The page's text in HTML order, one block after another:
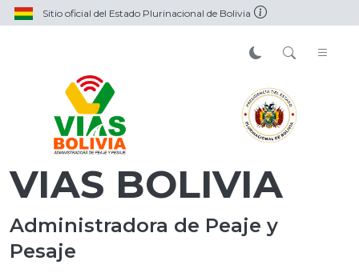
Sitio oficial del Estado Plurinacional de Bolivia
VIAS BOLIVIA
Administradora de Peaje y
Pesaje